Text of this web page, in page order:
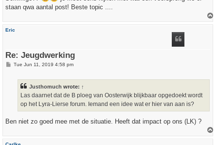
staan qwa aantal post! Beste topic ....
Eric
Re: Jeugdwerking
PTue Jun 11, 2019 4:58 pm
Justhomuch wrote: ↑
Las daarnet dat de B ploeg van Oosterwijk blijkbaar opgedoekt wordt
op het Lyra-Lierse forum. Iemand een idee wat er hier van aan is?
Ben niet zo goed mee met de situatie. Heeft dat impact op ons (LK) ?